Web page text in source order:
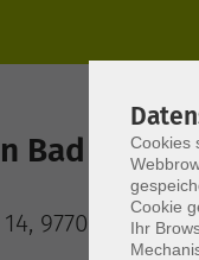
Bad
97708 Bad
Cookies
Cookie
Ihr